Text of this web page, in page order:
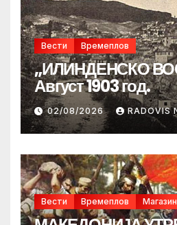
Вести Времеплов
„ИЛИНДЕНСКО
Август 1903 год.
02/08/2026 RADOVIS
Вести Времеплов Магазин